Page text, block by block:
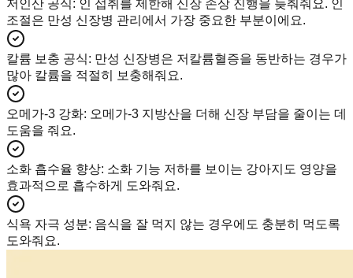
저인산 공식: 인 섭취를 제한해 신장 손상 진행을 늦춰줘요. 인
조절은 만성 신장병 관리에서 가장 중요한 부분이에요.
칼륨 보충 공식: 만성 신장병은 저칼륨혈증을 동반하는 경우가
많아 칼륨을 적절히 보충해줘요.
오메가-3 강화: 오메가-3 지방산을 더해 신장 부담을 줄이는 데
도움을 줘요.
소화 흡수율 향상: 소화 기능 저하를 보이는 강아지도 영양을
효과적으로 흡수하게 도와줘요.
식욕 자극 성분: 음식을 잘 먹지 않는 경우에도 충분히 먹도록
도와줘요.